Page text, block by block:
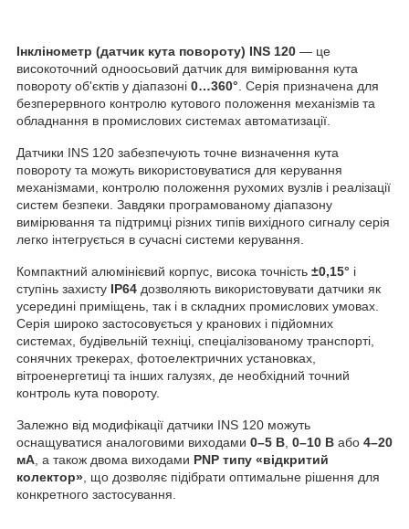
Інклінометр (датчик кута повороту) INS 120 — це
високоточний одноосьовий датчик для вимірювання кута
повороту об'єктів у діапазоні 0…360° . Серія призначена для
безперервного контролю кутового положення механізмів та
обладнання в промислових системах автоматизації.
Датчики INS 120 забезпечують точне визначення кута
повороту та можуть використовуватися для керування
механізмами, контролю положення рухомих вузлів і реалізації
систем безпеки. Завдяки програмованому діапазону
вимірювання та підтримці різних типів вихідного сигналу серія
легко інтегрується в сучасні системи керування.
Компактний алюмінієвий корпус, висока точність ±0,15° і
ступінь захисту IP64 дозволяють використовувати датчики як
усередині приміщень, так і в складних промислових умовах.
Серія широко застосовується у кранових і підйомних
системах, будівельній техніці, спеціалізованому транспорті,
сонячних трекерах, фотоелектричних установках,
вітроенергетиці та інших галузях, де необхідний точний
контроль кута повороту.
Залежно від модифікації датчики INS 120 можуть
оснащуватися аналоговими виходами 0–5 В 0–10 В або 4–20
мА , а також двома виходами PNP типу «відкритий
колектор» , що дозволяє підібрати оптимальне рішення для
конкретного застосування.